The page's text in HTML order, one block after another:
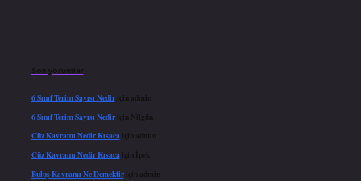
Son yorumlar
6 Sınıf Terim Sayısı Nediriçin admin
6 Sınıf Terim Sayısı Nediriçin Nilgün
Cüz Kavramı Nedir Kısacaiçin admin
Cüz Kavramı Nedir Kısacaiçin
İpek
Buluş Kavramı Ne Demektiriçin admin